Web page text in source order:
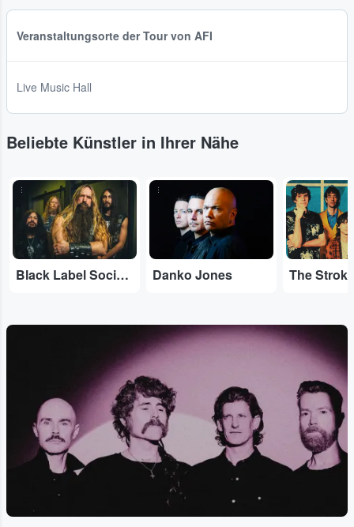
Veranstaltungsorte der Tour von AFI
Live Music Hall
Beliebte Künstler in Ihrer Nähe
...
Black Label Society
...
Danko Jones
...
The